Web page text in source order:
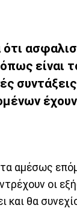
είναι
αμέσως
οι
και θα